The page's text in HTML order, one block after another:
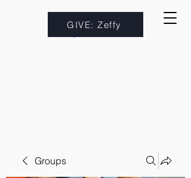
GIVE: Zeffy
Groups